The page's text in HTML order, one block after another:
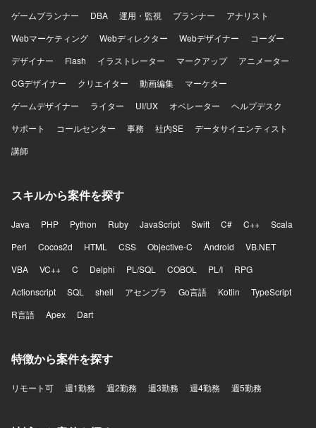
ゲームプランナー
DBA 運用・監視 プランナー
アナリスト
Webマーケティング
Webディレクター Webデザイナー
コーダー
デザイナー
Flash イラストレーター マークアップ
アニメーター
CGデザイナー
クリエイター 動画編集
マーケター
ゲームデザイナー
ライター UI/UX オペレーター
ヘルプデスク
サポート
コールセンター 事務 社内SE
データサイエンティスト
講師
スキルから案件を探す
Java PHP Python Ruby JavaScript Swift C# C++
Scala
Perl
Cocos2d HTML CSS Objective-C Android
VB.NET
VBA
VC++ C Delphi PL/SQL COBOL PL/I
RPG
Actionscript
SQL shell アセンブラ Go言語 Kotlin
TypeScript
R言語
Apex Dart
特徴から案件を探す
リモート可 週1勤務 週2勤務 週3勤務 週4勤務 週5勤務